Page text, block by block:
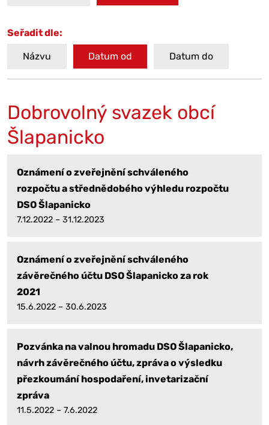
Seřadit dle:
Názvu Datum od Datum do
Dobrovolný svazek obcí
Šlapanicko
Oznámení o zveřejnění schváleného
rozpočtu a střednědobého výhledu rozpočtu
DSO Šlapanicko
7.12.2022 – 31.12.2023
Oznámení o zveřejnění schváleného
závěrečného účtu DSO Šlapanicko za rok
2021
15.6.2022 – 30.6.2023
Pozvánka na valnou hromadu DSO Šlapanicko,
návrh závěrečného účtu, zpráva o výsledku
přezkoumání hospodaření, invetarizační
zpráva
11.5.2022 – 7.6.2022